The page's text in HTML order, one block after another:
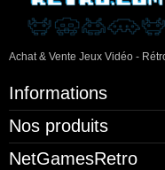
Achat & Vente Jeux Vidéo -
Informations
Nos produits
NetGamesRetro